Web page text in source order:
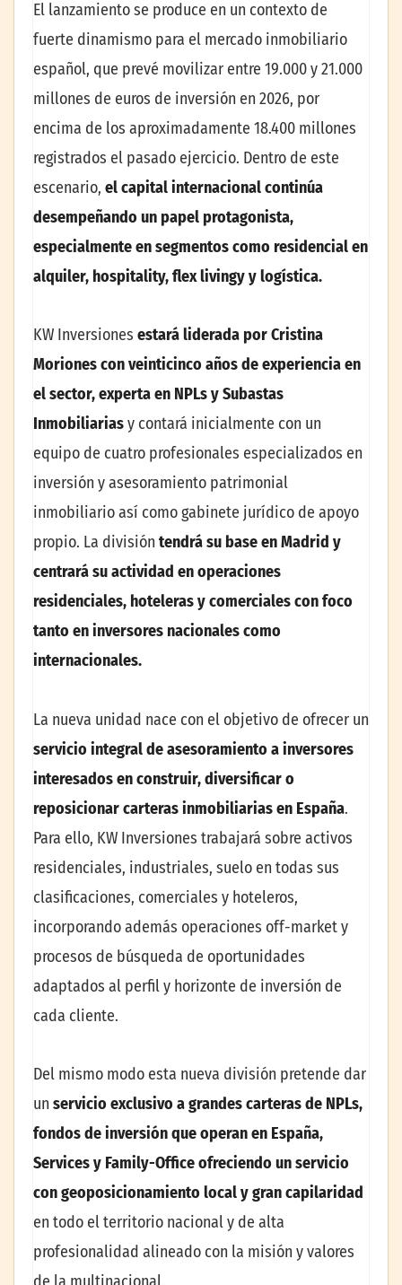
El lanzamiento se produce en un contexto de
fuerte dinamismo para el mercado inmobiliario
español, que prevé movilizar entre 19.000 y 21.000
millones de euros de inversión en 2026, por
encima de los aproximadamente 18.400 millones
registrados el pasado ejercicio. Dentro de este
escenario, el capital internacional continúa
desempeñando un papel protagonista,
especialmente en segmentos como residencial en
alquiler, hospitality, flex livingy y logística.
KW Inversiones estará liderada por Cristina
Moriones con veinticinco años de experiencia en
el sector, experta en NPLs y Subastas
Inmobiliariasy contará inicialmente con un
equipo de cuatro profesionales especializados en
inversión y asesoramiento patrimonial
inmobiliario así como gabinete jurídico de apoyo
propio. La división tendrá su base en Madrid y
centrará su actividad en operaciones
residenciales, hoteleras y comerciales con foco
tanto en inversores nacionales como
internacionales.
La nueva unidad nace con el objetivo de ofrecer un
servicio integral de asesoramiento a inversores
interesados en construir, diversificar o
reposicionar carteras inmobiliarias en España.
Para ello, KW Inversiones trabajará sobre activos
residenciales, industriales, suelo en todas sus
clasificaciones, comerciales y hoteleros,
incorporando además operaciones off-market y
procesos de búsqueda de oportunidades
adaptados al perfil y horizonte de inversión de
cada cliente.
Del mismo modo esta nueva división pretende dar
un servicio exclusivo a grandes carteras de NPLs,
fondos de inversión que operan en España,
Services y Family-Office ofreciendo un servicio
con geoposicionamiento local y gran capilaridad
en todo el territorio nacional y de alta
profesionalidad alineado con la misión y valores